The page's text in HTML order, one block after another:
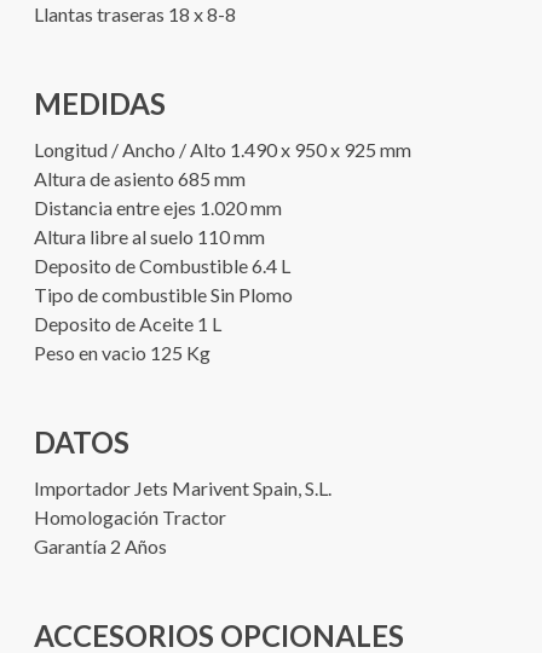
Llantas traseras 18 x 8-8
MEDIDAS
Longitud / Ancho / Alto 1.490 x 950 x 925 mm
Altura de asiento 685 mm
Distancia entre ejes 1.020 mm
Altura libre al suelo 110 mm
Deposito de Combustible 6.4 L
Tipo de combustible Sin Plomo
Deposito de Aceite 1 L
Peso en vacio 125 Kg
DATOS
Importador Jets Marivent Spain, S.L.
Homologación Tractor
Garantía 2 Años
ACCESORIOS OPCIONALES